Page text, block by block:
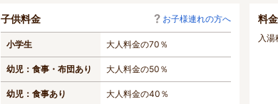
子供料金 お子様連れの方へ
小学生 大人料金の70％
幼児：食事・布団あり 大人料金の50％
幼児：食事あり 大人料金の40％
料
入湯